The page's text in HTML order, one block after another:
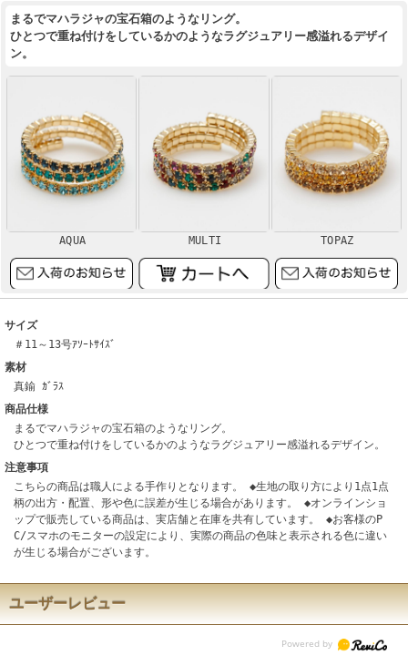
まるでマハラジャの宝石箱のようなリング。
ひとつで重ね付けをしているかのようなラグジュアリー感溢れるデザイ
ン。
AQUA MULTI TOPAZ
サイズ
＃11～13号ｱｿｰﾄｻｲｽﾞ
素材
真鍮 ｶﾞﾗｽ
商品仕様
まるでマハラジャの宝石箱のようなリング。
ひとつで重ね付けをしているかのようなラグジュアリー感溢れるデザイン。
注意事項
こちらの商品は職人による手作りとなります。 ◆生地の取り方により1点1点
柄の出方・配置、形や色に誤差が生じる場合があります。 ◆オンラインショ
ップで販売している商品は、実店舗と在庫を共有しています。 ◆お客様のP
C/スマホのモニターの設定により、実際の商品の色味と表示される色に違い
が生じる場合がございます。
ユーザーレビュー